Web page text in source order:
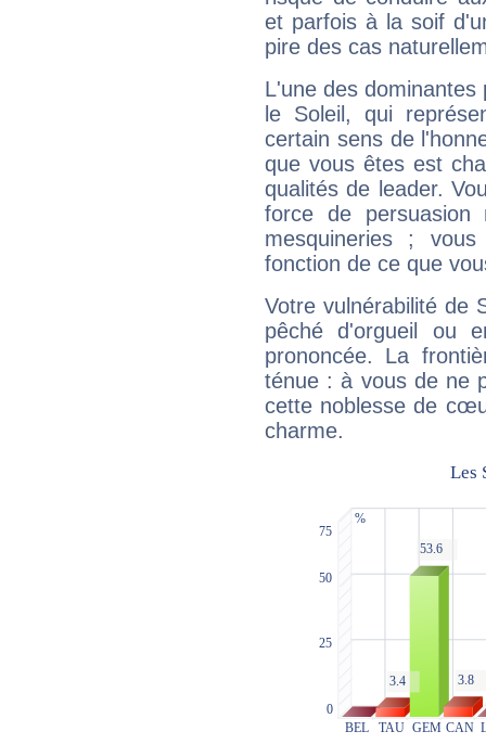
et parfois à la soif
pire des cas
L'une des
le Soleil, qui
certain sens de
que vous êtes est
qualités de leader.
force de
mesquineries ;
fonction de ce que
Votre vulnérabilité de
pêché d'orgueil ou
prononcée. La
ténue : à vous de ne
cette noblesse de
charme.